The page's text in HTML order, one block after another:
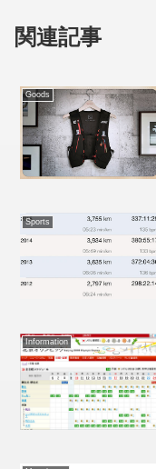
関連記事
Goods
Sports
Information